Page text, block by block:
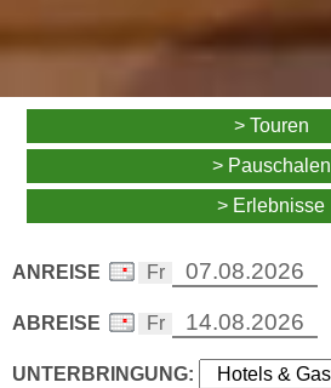
> Touren
> Pauschalen
> Erlebnisse
ANREISE
ABREISE
UNTERBRINGUNG: